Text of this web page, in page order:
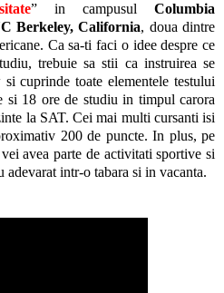
” in campusul Columbia
Berkeley, California, doua dintre
Ca sa-ti faci o idee despre ce
trebuie sa stii ca instruirea se
cuprinde toate elementele testului
si 18 ore de studiu in timpul carora
la SAT. Cei mai multi cursanti isi
200 de puncte. In plus, pe
avea parte de activitati sportive si
adevarat intr-o tabara si in vacanta.